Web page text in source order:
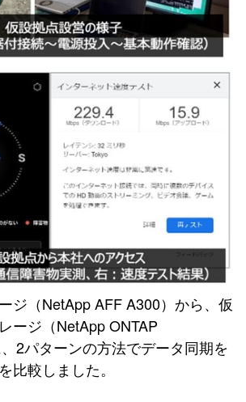
ジ（NetApp AFF A300）から、仮
ージ（NetApp ONTAP
2パターンの方法でデータ同期を
比較しました。